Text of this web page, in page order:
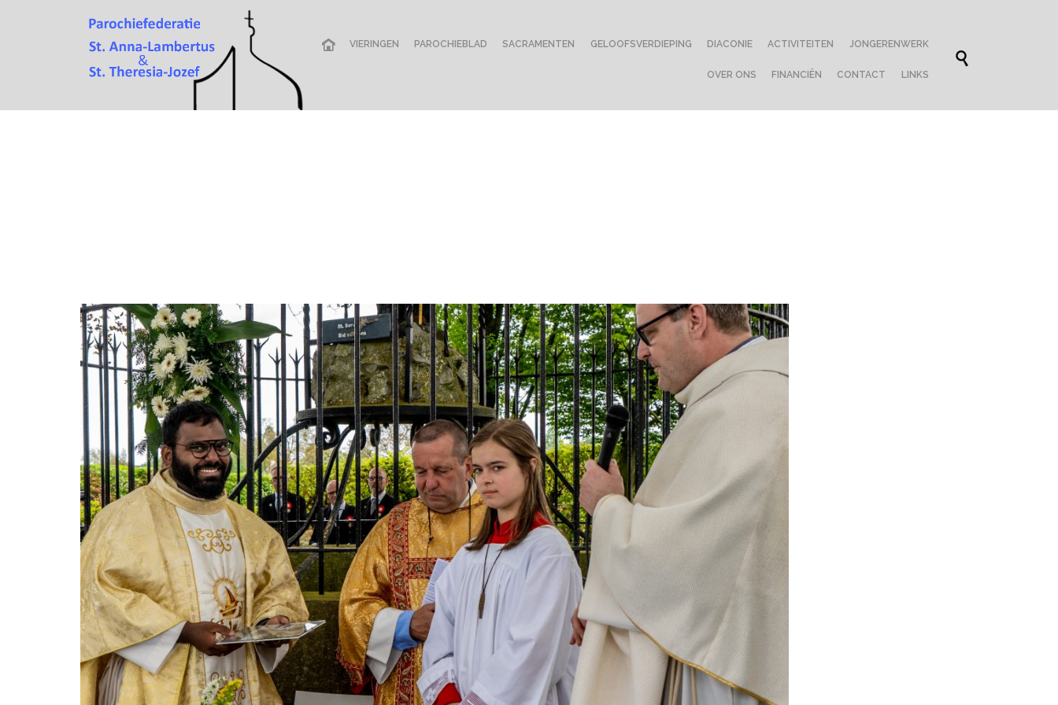
content
VIERINGEN PAROCHIEBLAD SACRAMENTEN GELOOFSVERDIEPING DIACONIE ACTIVITEITEN JONGERENWERK
OVER ONS FINANCIËN CONTACT LINKS
